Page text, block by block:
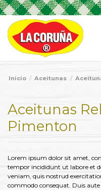
Inicio Aceitunas
Aceitunas
Pimenton
Lorem ipsum dolor sit amet,
tempor incididunt ut labore et
veniam, quis nostrud
commodo consequat. Duis